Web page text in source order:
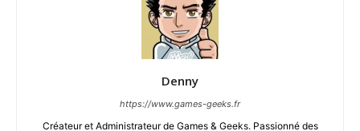
Denny
https://www.games-geeks.fr
Créateur et Administrateur de Games & Geeks. Passionné des